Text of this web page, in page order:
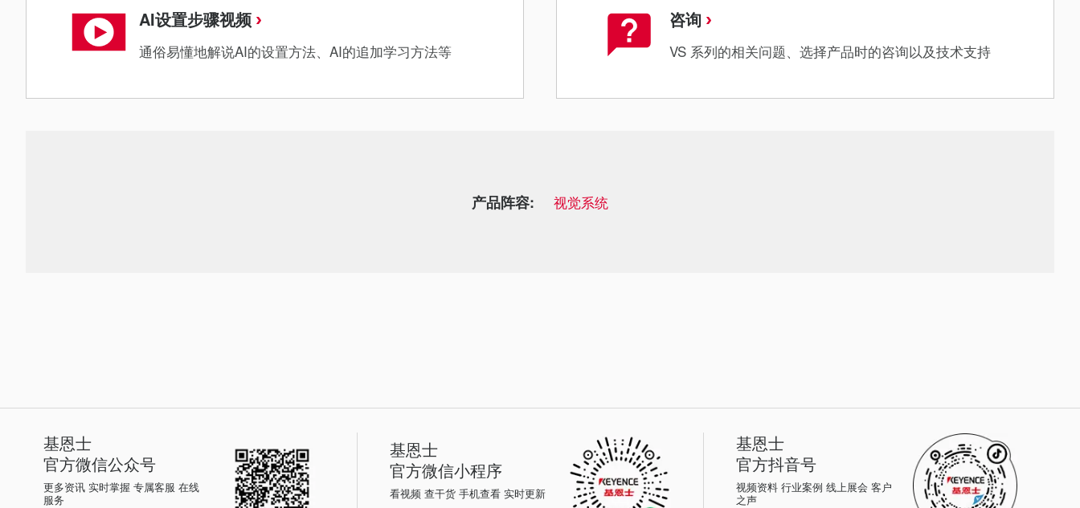
AI设置步骤视频
通俗易懂地解说AI的设置方法、AI的追加学习方法等
咨询
VS 系列的相关问题、选择产品时的咨询以及技术支持
产品阵容: 视觉系统
基恩士
官方微信公众号
更多资讯 实时掌握 专属客服 在线
服务
基恩士
官方微信小程序
看视频 查干货 手机查看 实时更新
基恩士
官方抖音号
视频资料 行业案例 线上展会 客户
之声